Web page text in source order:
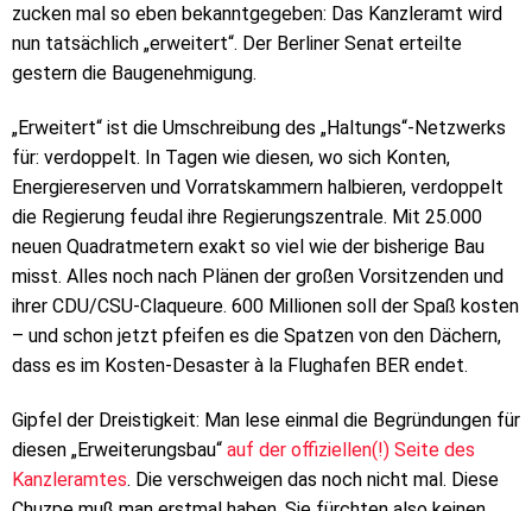
zucken mal so eben bekanntgegeben: Das Kanzleramt wird
nun tatsächlich „erweitert“. Der Berliner Senat erteilte
gestern die Baugenehmigung.
„Erweitert“ ist die Umschreibung des „Haltungs“-Netzwerks
für: verdoppelt. In Tagen wie diesen, wo sich Konten,
Energiereserven und Vorratskammern halbieren, verdoppelt
die Regierung feudal ihre Regierungszentrale. Mit 25.000
neuen Quadratmetern exakt so viel wie der bisherige Bau
misst. Alles noch nach Plänen der großen Vorsitzenden und
ihrer CDU/CSU-Claqueure. 600 Millionen soll der Spaß kosten
– und schon jetzt pfeifen es die Spatzen von den Dächern,
dass es im Kosten-Desaster à la Flughafen BER endet.
Gipfel der Dreistigkeit: Man lese einmal die Begründungen für
diesen „Erweiterungsbau“ auf der offiziellen(!) Seite des
Kanzleramtes. Die verschweigen das noch nicht mal. Diese